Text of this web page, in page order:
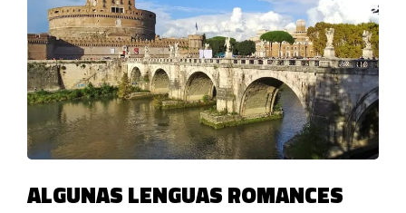
ALGUNAS LENGUAS ROMANCES